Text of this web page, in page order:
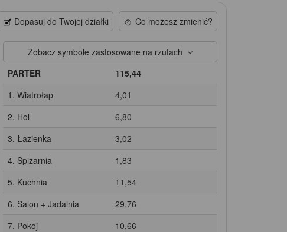
Dopasuj do Twojej działki Co możesz zmienić?
Zobacz symbole zastosowane na rzutach
PARTER
115,44
1. Wiatrołap
4,01
2. Hol
6,80
3. Łazienka
3,02
4. Spiżarnia
1,83
5. Kuchnia
11,54
6. Salon + Jadalnia
29,76
7. Pokój
10,66